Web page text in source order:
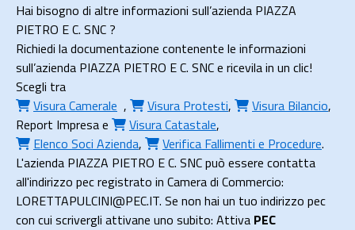
Hai bisogno di altre informazioni sull’azienda PIAZZA
PIETRO E C. SNC ?
Richiedi la documentazione contenente le informazioni
sull’azienda PIAZZA PIETRO E C. SNC e ricevila in un clic!
Scegli tra
Visura Camerale , Visura Protesti, Visura Bilancio,
Report Impresae Visura Catastale,
Elenco Soci Azienda, Verifica Fallimenti e Procedure.
L'azienda PIAZZA PIETRO E C. SNC può essere contatta
all'indirizzo pec registrato in Camera di Commercio:
LORETTAPULCINI@PEC.IT. Se non hai un tuo indirizzo pec
con cui scrivergli attivane uno subito: Attiva PEC